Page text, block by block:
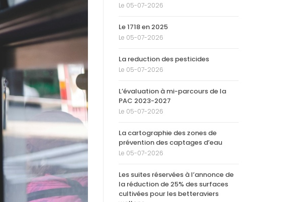
Le 05-07-2026
Le 1718 en 2025
Le 05-07-2026
La reduction des pesticides
Le 05-07-2026
L’évaluation à mi-parcours de la
PAC 2023-2027
Le 05-07-2026
La cartographie des zones de
prévention des captages d’eau
Le 05-07-2026
Les suites réservées à l’annonce de
la réduction de 25% des surfaces
cultivées pour les betteraviers